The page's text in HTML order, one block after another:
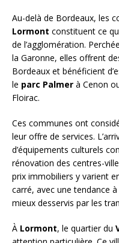
Au-delà de Bordeaux, les
Lormont constituent ce
de l’agglomération.
la Garonne, elles offrent
Bordeaux et bénéficient
le parc Palmer à Cenon
Floirac.
Ces communes ont
leur offre de services.
d’équipements culturels
rénovation des centres-
prix immobiliers y varient
carré, avec une tendance
mieux desservis par les
À Lormont, le quartier du